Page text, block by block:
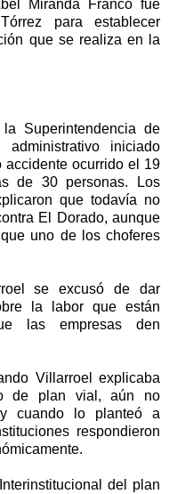
Miranda Franco fue
para establecer
que se realiza en la
Superintendencia de
iniciado
accidente ocurrido el 19
de 30 personas. Los
que todavía no
El Dorado, aunque
uno de los choferes
se excusó de dar
la labor que están
las empresas den
Villarroel explicaba
de plan vial, aún no
cuando lo planteó a
respondieron
del plan